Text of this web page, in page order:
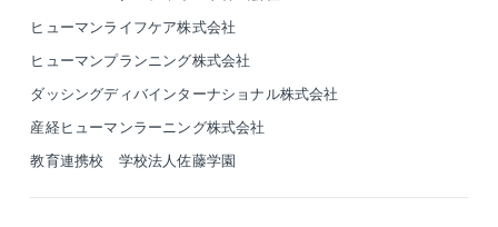
ヒューマンライフケア株式会社
ヒューマンプランニング株式会社
ダッシングディバインターナショナル株式会社
産経ヒューマンラーニング株式会社
教育連携校 学校法人佐藤学園